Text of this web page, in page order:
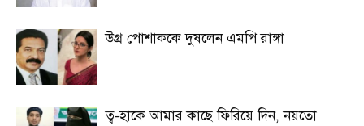
উগ্র পোশাককে দুষলেন এমপি রাঙ্গা
ত্ব-হাকে আমার কাছে ফিরিয়ে দিন, নয়তো